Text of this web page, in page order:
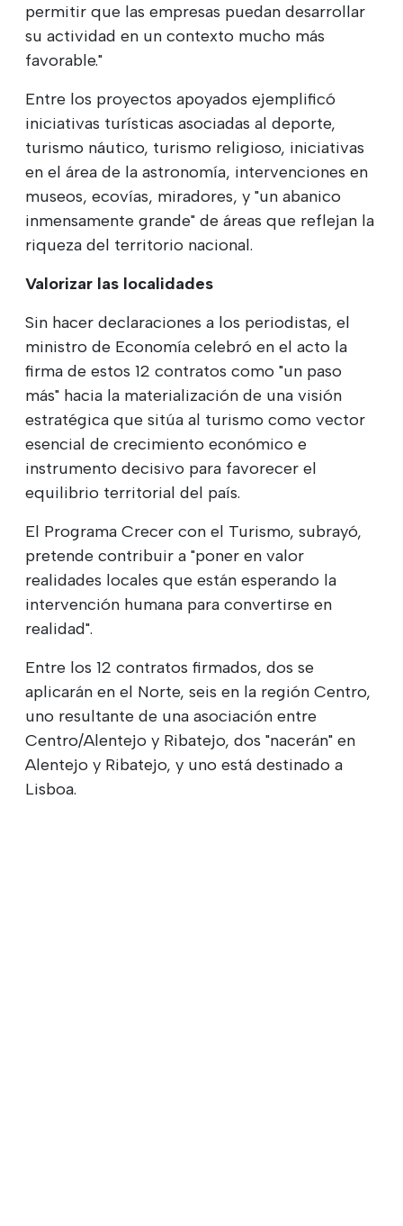
permitir que las empresas puedan desarrollar
su actividad en un contexto mucho más
favorable."
Entre los proyectos apoyados ejemplificó
iniciativas turísticas asociadas al deporte,
turismo náutico, turismo religioso, iniciativas
en el área de la astronomía, intervenciones en
museos, ecovías, miradores, y "un abanico
inmensamente grande" de áreas que reflejan la
riqueza del territorio nacional.
Valorizar las localidades
Sin hacer declaraciones a los periodistas, el
ministro de Economía celebró en el acto la
firma de estos 12 contratos como "un paso
más" hacia la materialización de una visión
estratégica que sitúa al turismo como vector
esencial de crecimiento económico e
instrumento decisivo para favorecer el
equilibrio territorial del país.
El Programa Crecer con el Turismo, subrayó,
pretende contribuir a "poner en valor
realidades locales que están esperando la
intervención humana para convertirse en
realidad".
Entre los 12 contratos firmados, dos se
aplicarán en el Norte, seis en la región Centro,
uno resultante de una asociación entre
Centro/Alentejo y Ribatejo, dos "nacerán" en
Alentejo y Ribatejo, y uno está destinado a
Lisboa.